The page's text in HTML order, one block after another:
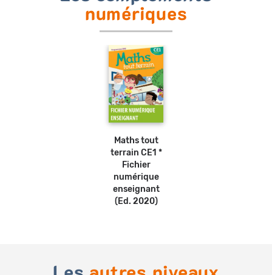
numériques
Maths tout
terrain CE1 *
Fichier
numérique
enseignant
(Ed. 2020)